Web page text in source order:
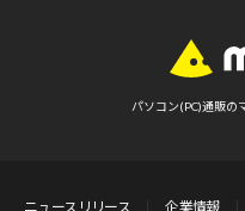
パソコン(PC)通販の
ニュースリリース 企業情報